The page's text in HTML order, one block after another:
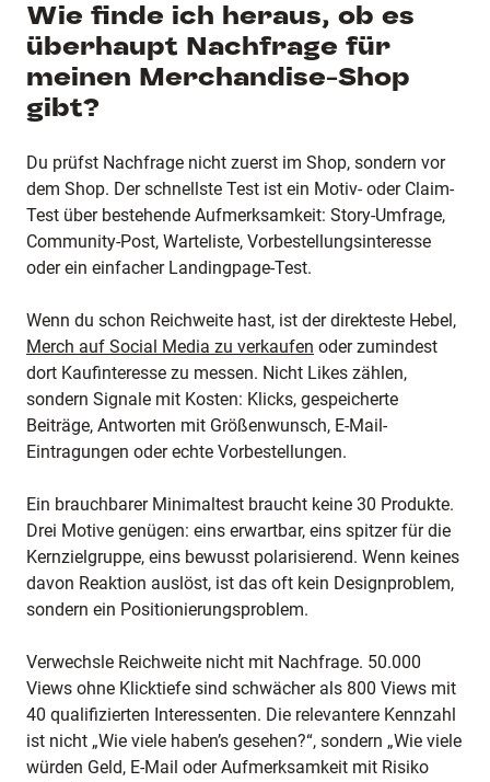
Wie finde ich heraus, ob es
überhaupt Nachfrage für
meinen Merchandise-Shop
gibt?
Du prüfst Nachfrage nicht zuerst im Shop, sondern vor
dem Shop. Der schnellste Test ist ein Motiv- oder Claim-
Test über bestehende Aufmerksamkeit: Story-Umfrage,
Community-Post, Warteliste, Vorbestellungsinteresse
oder ein einfacher Landingpage-Test.
Wenn du schon Reichweite hast, ist der direkteste Hebel,
Merch auf Social Media zu verkaufen oder zumindest
dort Kaufinteresse zu messen. Nicht Likes zählen,
sondern Signale mit Kosten: Klicks, gespeicherte
Beiträge, Antworten mit Größenwunsch, E-Mail-
Eintragungen oder echte Vorbestellungen.
Ein brauchbarer Minimaltest braucht keine 30 Produkte.
Drei Motive genügen: eins erwartbar, eins spitzer für die
Kernzielgruppe, eins bewusst polarisierend. Wenn keines
davon Reaktion auslöst, ist das oft kein Designproblem,
sondern ein Positionierungsproblem.
Verwechsle Reichweite nicht mit Nachfrage. 50.000
Views ohne Klicktiefe sind schwächer als 800 Views mit
40 qualifizierten Interessenten. Die relevantere Kennzahl
ist nicht „Wie viele haben’s gesehen?“, sondern „Wie viele
würden Geld, E-Mail oder Aufmerksamkeit mit Risiko